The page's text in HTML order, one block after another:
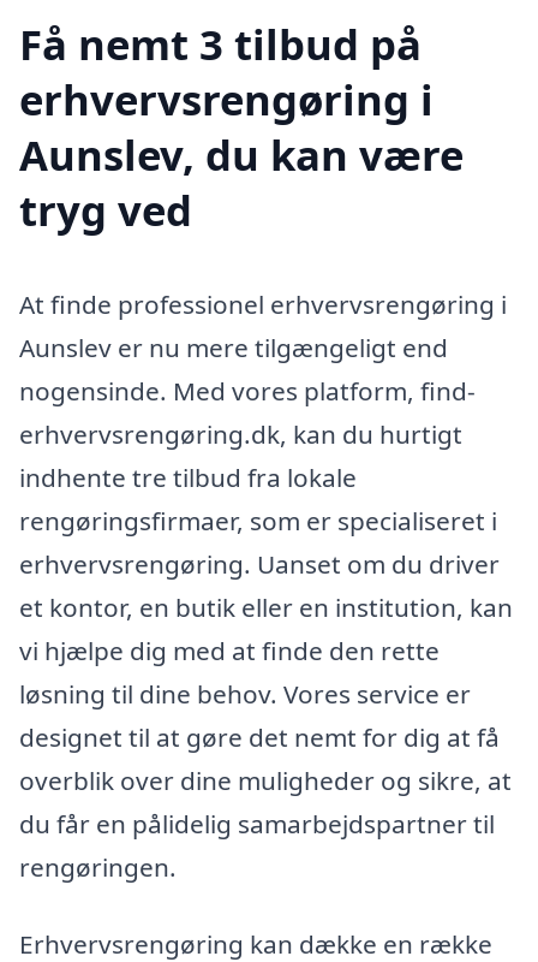
Få nemt 3 tilbud på
erhvervsrengøring i
Aunslev, du kan være
tryg ved
At finde professionel erhvervsrengøring i
Aunslev er nu mere tilgængeligt end
nogensinde. Med vores platform, find-
erhvervsrengøring.dk, kan du hurtigt
indhente tre tilbud fra lokale
rengøringsfirmaer, som er specialiseret i
erhvervsrengøring. Uanset om du driver
et kontor, en butik eller en institution, kan
vi hjælpe dig med at finde den rette
løsning til dine behov. Vores service er
designet til at gøre det nemt for dig at få
overblik over dine muligheder og sikre, at
du får en pålidelig samarbejdspartner til
rengøringen.
Erhvervsrengøring kan dække en række